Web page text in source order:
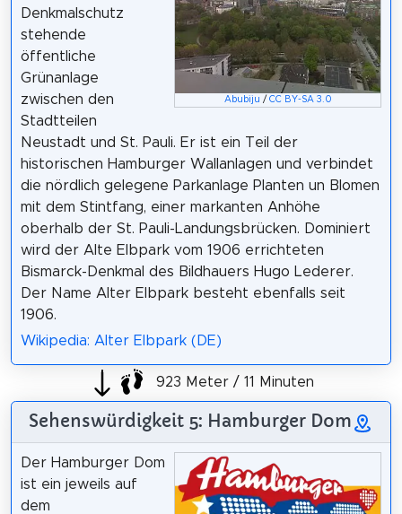
Abubiju / CC BY-SA 3.0
Denkmalschutz
stehende
öffentliche
Grünanlage
zwischen den
Stadtteilen
Neustadt und St. Pauli. Er ist ein Teil der
historischen Hamburger Wallanlagen und verbindet
die nördlich gelegene Parkanlage Planten un Blomen
mit dem Stintfang, einer markanten Anhöhe
oberhalb der St. Pauli-Landungsbrücken. Dominiert
wird der Alte Elbpark vom 1906 errichteten
Bismarck-Denkmal des Bildhauers Hugo Lederer.
Der Name Alter Elbpark besteht ebenfalls seit
1906.
Wikipedia: Alter Elbpark (DE)
923 Meter / 11 Minuten
Sehenswürdigkeit 5: Hamburger Dom
Der Hamburger Dom
ist ein jeweils auf
dem